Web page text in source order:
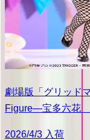
劇場版「グリッ
Figure―宝多六花
2026/4/3 入荷